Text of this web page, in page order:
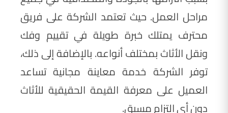
مراحل العمل. حيث تعتمد الشركة على فريق
محترف يمتلك خبرة طويلة في تقييم وفك
ونقل الأثاث بمختلف أنواعه. بالإضافة إلى ذلك،
توفر الشركة خدمة معاينة مجانية تساعد
العميل على معرفة القيمة الحقيقية للأثاث
دون أي التزام مسبق.